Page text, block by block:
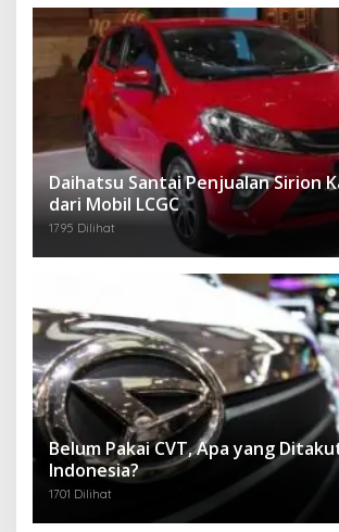
Daihatsu Santai Penjualan Sirion
dari Mobil LCGC
1795 Dilihat
Belum Pakai CVT, Apa yang
Indonesia?
1701 Dilihat